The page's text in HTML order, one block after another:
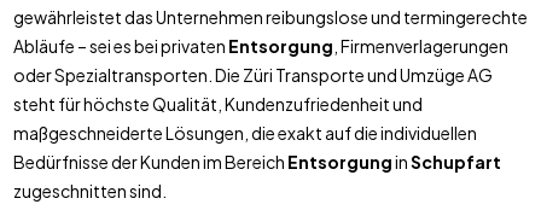
gewährleistet das Unternehmen reibungslose und termingerechte
Abläufe – sei es bei privaten Entsorgung , Firmenverlagerungen
oder Spezialtransporten. Die Züri Transporte und Umzüge AG
steht für höchste Qualität, Kundenzufriedenheit und
maßgeschneiderte Lösungen, die exakt auf die individuellen
Bedürfnisse der Kunden im Bereich EntsorgunginSchupfart
zugeschnitten sind.